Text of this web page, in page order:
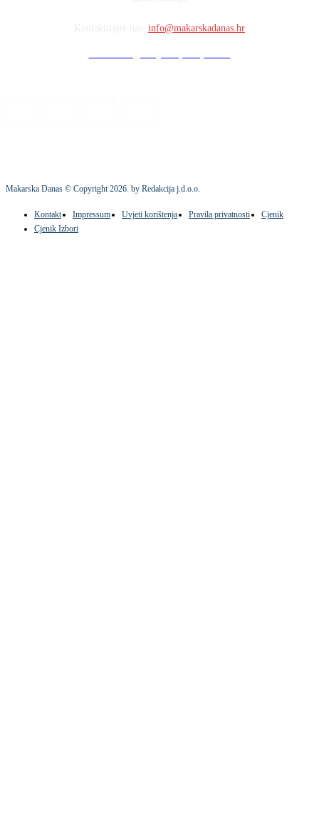
info@makarskadanas.hr
Makarska Danas © Copyright2026. by Redakcija j.d.o.o.
Kontakt Impressum Uvjeti korištenja Pravila privatnosti
Cjenik
Cjenik Izbori